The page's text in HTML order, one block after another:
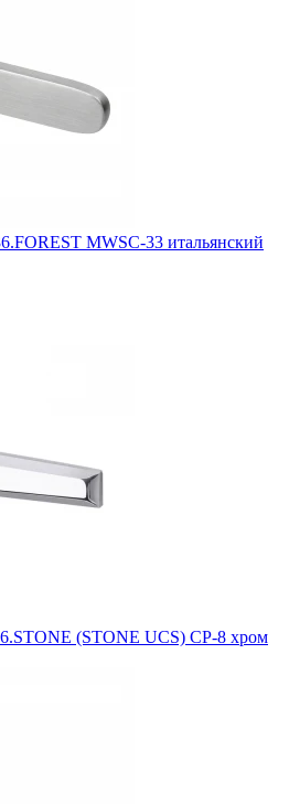
MWSC-33 итальянский
(STONE UCS) СР-8 хром